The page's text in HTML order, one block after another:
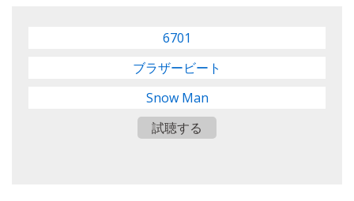
6701
ブラザービート
Snow Man
試聴する